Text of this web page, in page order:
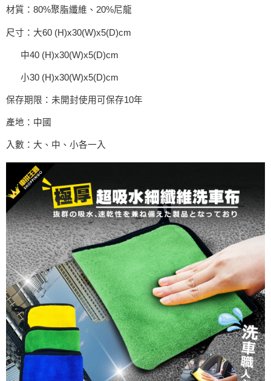
材質：80%聚脂纖維、20%尼龍
尺寸：大60 (H)x30(W)x5(D)cm
中40 (H)x30(W)x5(D)cm
小30 (H)x30(W)x5(D)cm
保存期限：未開封使用可保存10年
產地：中國
入數：大、中、小各一入